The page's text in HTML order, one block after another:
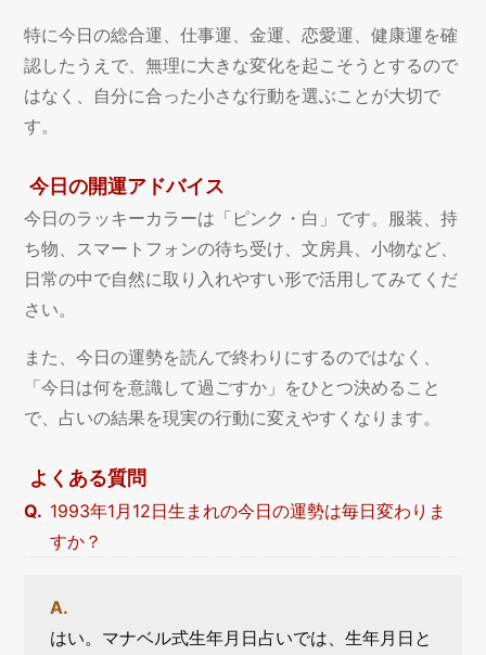
特に今日の総合運、仕事運、金運、恋愛運、健康運を確
認したうえで、無理に大きな変化を起こそうとするので
はなく、自分に合った小さな行動を選ぶことが大切で
す。
今日の開運アドバイス
今日のラッキーカラーは「ピンク・白」です。服装、持
ち物、スマートフォンの待ち受け、文房具、小物など、
日常の中で自然に取り入れやすい形で活用してみてくだ
さい。
また、今日の運勢を読んで終わりにするのではなく、
「今日は何を意識して過ごすか」をひとつ決めること
で、占いの結果を現実の行動に変えやすくなります。
よくある質問
1993年1月12日生まれの今日の運勢は毎日変わりま
すか？
はい。マナベル式生年月日占いでは、生年月日と